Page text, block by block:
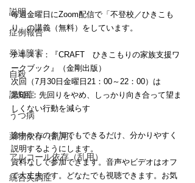
説明
症例報告
発達障害
自殺
認知症
うつ病
薬物依存（乱用）
アルコール依存（乱用）
統合失調症
毎週金曜日にZoom配信で「不登校／ひきこも
り」の講義（無料）をしています。
テキスト：『CRAFT　ひきこもりの家族支援ワ
ークブック』（金剛出版）
次回（7月30日金曜日21：00～22：00）は
第6回：先回りをやめ、しっかり向き合って望ま
しくない行動を減らす
途中からの参加でもできるだけ、分かりやすく
説明するようにします。
資料なしで参加できます。音声やビデオはオフ
で大丈夫です。どなたでも視聴できます。お気